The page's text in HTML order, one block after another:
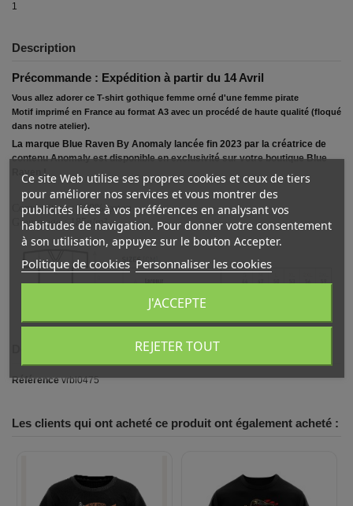
1
Description
Précommande : Expédition à partir du 14 Avril
Vous allez adorer ce T-shirt gothique femme orné d'une femme pirate
Motif imprimé en France au format A3 avec un procédé de haute qualité (floqué
dans notre atelier).
La marque Blue Raven By Anomaly lancée fin 2023 par la créatrice de
contenu Anomaly est disponible en exclusivité sur votre boutique Blue
Raven !
Composition : 100% coton
Grammage : 185g/m²
Référence vrbl0475
Les clients qui ont acheté ce produit ont également acheté :
Ce site Web utilise ses propres cookies et ceux de tiers
pour améliorer nos services et vous montrer des
publicités liées à vos préférences en analysant vos
habitudes de navigation. Pour donner votre consentement
à son utilisation, appuyez sur le bouton Accepter.
Politique de cookies Personnaliser les cookies
REJETER TOUT
J'ACCEPTE